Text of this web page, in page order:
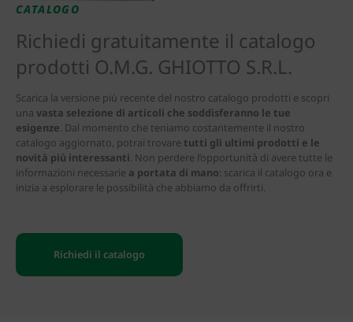
CATALOGO
Richiedi gratuitamente il catalogo
prodotti O.M.G. GHIOTTO S.R.L.
Scarica la versione più recente del nostro catalogo prodotti e scopri
una vasta selezione di articoli che soddisferanno le tue
esigenze. Dal momento che teniamo costantemente il nostro
catalogo aggiornato, potrai trovare tutti gli ultimi prodotti e le
novità più interessanti. Non perdere l’opportunità di avere tutte le
informazioni necessarie a portata di mano: scarica il catalogo ora e
inizia a esplorare le possibilità che abbiamo da offrirti.
Richiedi il catalogo